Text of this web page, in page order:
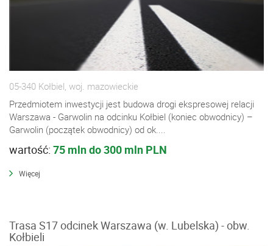
05-340 Kołbiel, woj. mazowieckie
Przedmiotem inwestycji jest budowa drogi ekspresowej relacji
Warszawa - Garwolin na odcinku Kołbiel (koniec obwodnicy) –
Garwolin (początek obwodnicy) od ok....
wartość: 75 mln do 300 mln PLN
Więcej
Trasa S17 odcinek Warszawa (w. Lubelska) - obw.
Kołbieli